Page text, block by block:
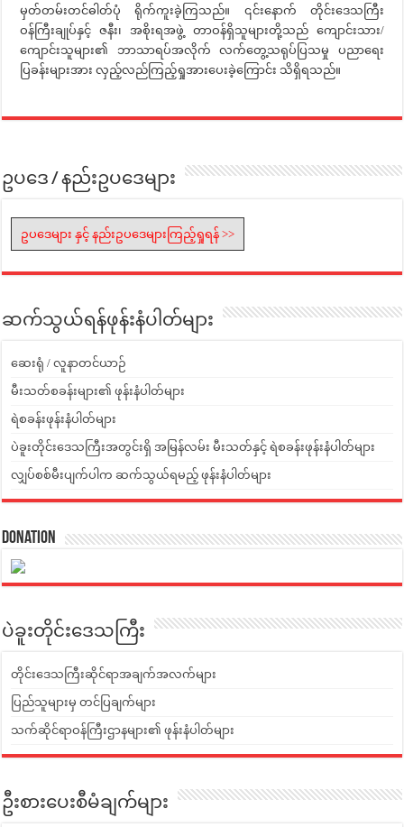
မှတ်တမ်းတင်ဓါတ်ပုံ ရိုက်ကူးခဲ့ကြသည်။ ၎င်းနောက် တိုင်းဒေသကြီး
ဝန်ကြီးချုပ်နှင့် ဇနီး၊ အစိုးရအဖွဲ့ တာဝန်ရှိသူများတို့သည် ကျောင်းသား/
ကျောင်းသူများ၏ ဘာသာရပ်အလိုက် လက်တွေ့သရုပ်ပြသမှု ပညာရေး
ပြခန်းများအား လှည့်လည်ကြည့်ရှုအားပေးခဲ့ကြောင်း သိရှိရသည်။
ဥပဒေ / နည်းဥပဒေများ
ဥပဒေများ နှင့် နည်းဥပဒေများကြည့်ရှုရန် >>
ဆက်သွယ်ရန်ဖုန်းနံပါတ်များ
ဆေးရုံ / လူနာတင်ယာဉ်
မီးသတ်စခန်းများ၏ ဖုန်းနံပါတ်များ
ရဲစခန်းဖုန်းနံပါတ်များ
ပဲခူးတိုင်းဒေသကြီးအတွင်းရှိ အမြန်လမ်း မီးသတ်နှင့် ရဲစခန်းဖုန်းနံပါတ်များ
လျှပ်စစ်မီးပျက်ပါက ဆက်သွယ်ရမည့် ဖုန်းနံပါတ်များ
Donation
ပဲခူးတိုင်းဒေသကြီး
တိုင်းဒေသကြီးဆိုင်ရာအချက်အလက်များ
ပြည်သူများမှ တင်ပြချက်များ
သက်ဆိုင်ရာဝန်ကြီးဌာနများ၏ ဖုန်းနံပါတ်များ
ဦးစားပေးစီမံချက်များ